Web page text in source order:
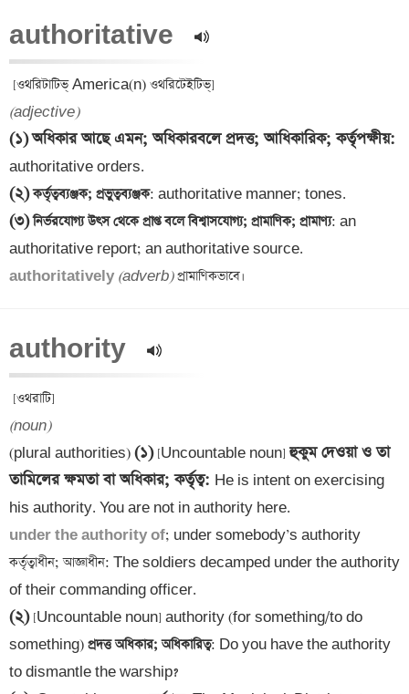
authoritative
(adjective)
(১)অধিকার আছে এমন; অধিকারবলে প্রদত্ত; আধিকারিক; কর্তৃপক্ষীয়
(২) কর্তৃত্বব্যঞ্জক; প্রভুত্বব্যঞ্জক
(৩) নির্ভরযোগ্য উৎস থেকে প্রাপ্ত বলে বিশ্বাসযোগ্য; প্রামাণিক; প্রামাণ্য: an
authoritatively (adverb)
authority
(noun)
(plural authorities) (১) [Uncountable noun] হুকুম দেওয়া ও তা
তামিলের ক্ষমতা বা অধিকার; কর্তৃত্ব: He is intent on exercising
under the authority of; under somebody’s authority
কর্তৃত্বাধীন; আজ্ঞাধীন: The soldiers decamped under the authority
(২) [Uncountable noun] authority (for something/to do
something) প্রদত্ত অধিকার; অধিকারিত্ব: Do you have the authority